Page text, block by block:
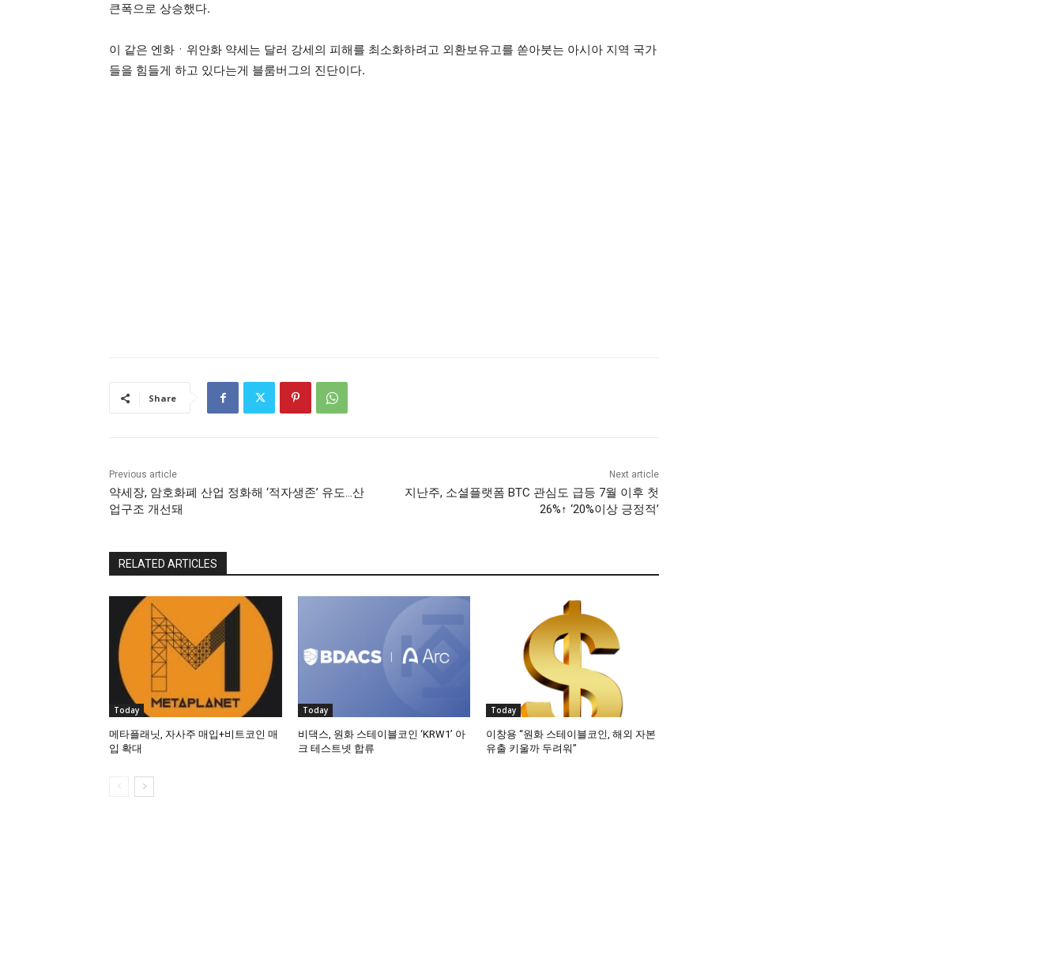
큰폭으로 상승했다.
이 같은 엔화ㆍ위안화 약세는 달러 강세의 피해를 최소화하려고 외환보유고를 쏟아붓는 아시아 지역 국가
들을 힘들게 하고 있다는게 블룸버그의 진단이다.
Share
Previous article
약세장, 암호화폐 산업 정화해 ‘적자생존’ 유도…산
업구조 개선돼
Next article
지난주, 소셜플랫폼 BTC 관심도 급등 7월 이후 첫
26%↑ ‘20%이상 긍정적’
RELATED ARTICLES
Today
메타플래닛, 자사주 매입+비트코인 매
입 확대
Today
비댁스, 원화 스테이블코인 ‘KRW1’ 아
크 테스트넷 합류
Today
이창용 “원화 스테이블코인, 해외 자본
유출 키울까 두려워”